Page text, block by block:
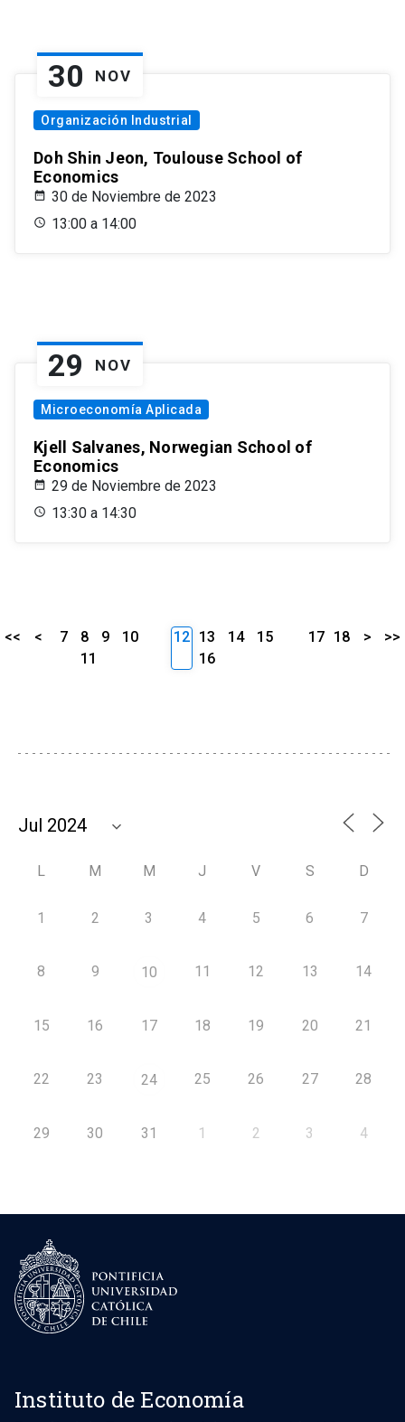
30 NOV
Organización Industrial
Doh Shin Jeon, Toulouse School of
Economics
30 de Noviembre de 2023
13:00 a 14:00
29 NOV
Microeconomía Aplicada
Kjell Salvanes, Norwegian School of
Economics
29 de Noviembre de 2023
13:30 a 14:30
<< < 7 8 9
10
11
12 13 14
15
16
17 18 > >>
L M M J V S D
1 2 3 4 5 6 7
8 9 10 11 12 13 14
15 16 17 18 19 20 21
22 23 24 25 26 27 28
29 30 31 1 2 3 4
Instituto de Economía